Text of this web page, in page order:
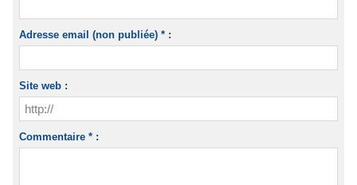
Adresse email (non publiée) * :
Site web :
Commentaire * :